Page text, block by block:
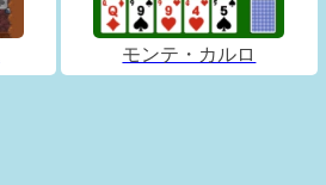
モンテ・カルロ